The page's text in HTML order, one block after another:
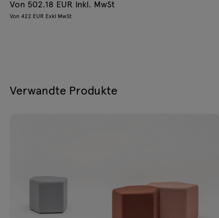
Von 502.18 EUR Inkl. MwSt
Von 422 EUR Exkl MwSt
Verwandte Produkte